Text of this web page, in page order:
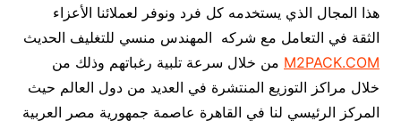
هذا المجال الذي يستخدمه كل فرد ونوفر لعملائنا الأعزاء
الثقة في التعامل مع شركه المهندس منسي للتغليف الحديث
M2PACK.COM من خلال سرعة تلبية رغباتهم وذلك من
خلال مراكز التوزيع المنتشرة في العديد من دول العالم حيث
المركز الرئيسي لنا في القاهرة عاصمة جمهورية مصر العربية